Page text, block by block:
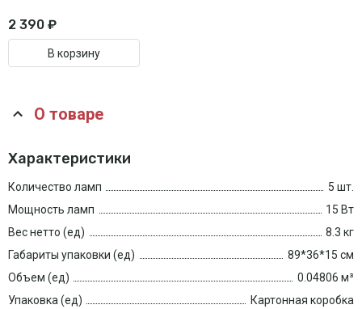
2 390 ₽
В корзину
О товаре
Характеристики
Количество ламп
5 шт.
Мощность ламп
15 Вт
Вес нетто (ед)
8.3 кг
Габариты упаковки (ед)
89*36*15 см
Объем (ед)
0.04806 м³
Упаковка (ед)
Картонная коробка